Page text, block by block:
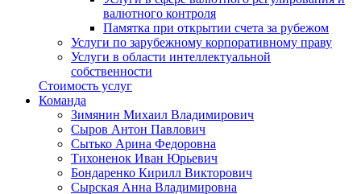
валютного контроля
Памятка при открытии счета за рубежом
Услуги по зарубежному корпоративному праву
Услуги в области интеллектуальной
собственности
Стоимость услуг
Команда
Зимянин Михаил Владимирович
Сыров Антон Павлович
Сытько Арина Федоровна
Тихоненок Иван Юрьевич
Бондаренко Кирилл Викторович
Сырская Анна Владимировна